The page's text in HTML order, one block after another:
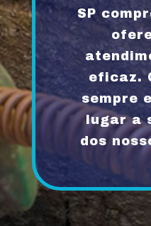
SP
eficaz.
sempre
lugar a
dos